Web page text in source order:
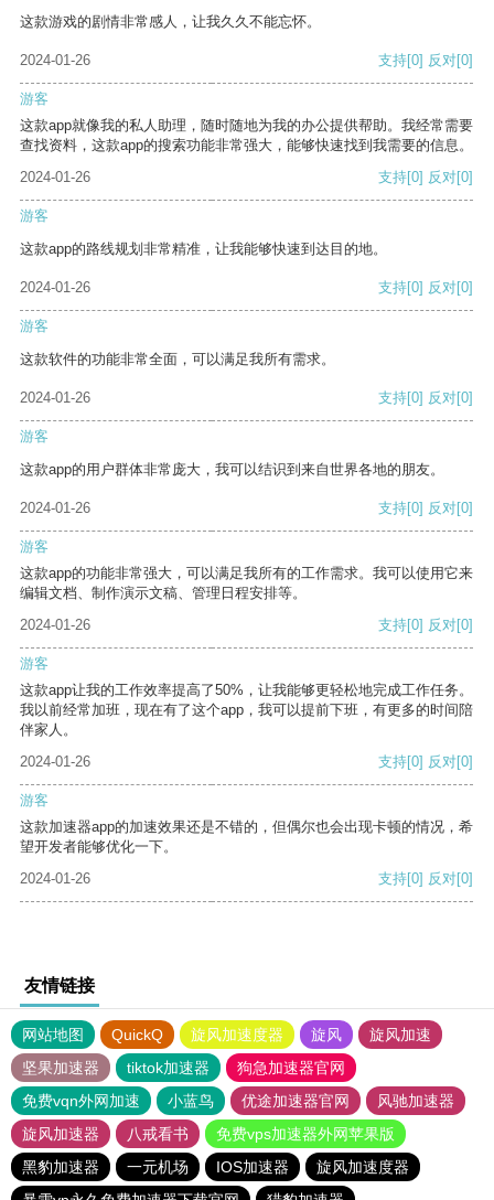
这款游戏的剧情非常感人，让我久久不能忘怀。
2024-01-26 支持[0] 反对[0]
游客
这款app就像我的私人助理，随时随地为我的办公提供帮助。我经常需要
查找资料，这款app的搜索功能非常强大，能够快速找到我需要的信息。
2024-01-26
支持[0] 反对[0]
游客
这款app的路线规划非常精准，让我能够快速到达目的地。
2024-01-26 支持[0] 反对[0]
游客
这款软件的功能非常全面，可以满足我所有需求。
2024-01-26 支持[0] 反对[0]
游客
这款app的用户群体非常庞大，我可以结识到来自世界各地的朋友。
2024-01-26 支持[0] 反对[0]
游客
这款app的功能非常强大，可以满足我所有的工作需求。我可以使用它来
编辑文档、制作演示文稿、管理日程安排等。
2024-01-26
支持[0] 反对[0]
游客
这款app让我的工作效率提高了50%，让我能够更轻松地完成工作任务。
我以前经常加班，现在有了这个app，我可以提前下班，有更多的时间陪
伴家人。
2024-01-26
支持[0] 反对[0]
游客
这款加速器app的加速效果还是不错的，但偶尔也会出现卡顿的情况，希
望开发者能够优化一下。
2024-01-26
支持[0] 反对[0]
友情链接
网站地图 QuickQ 旋风加速度器 旋风
旋风加速
坚果加速器
tiktok加速器
狗急加速器官网
免费vqn外网加速
小蓝鸟 优途加速器官网
风驰加速器
旋风加速器
八戒看书
免费vps加速器外网苹果版
黑豹加速器
一元机场 IOS加速器
旋风加速度器